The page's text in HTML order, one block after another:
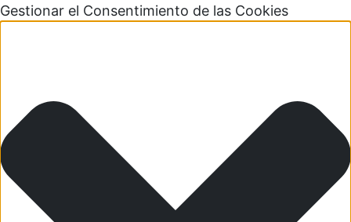
Gestionar el Consentimiento de las Cookies